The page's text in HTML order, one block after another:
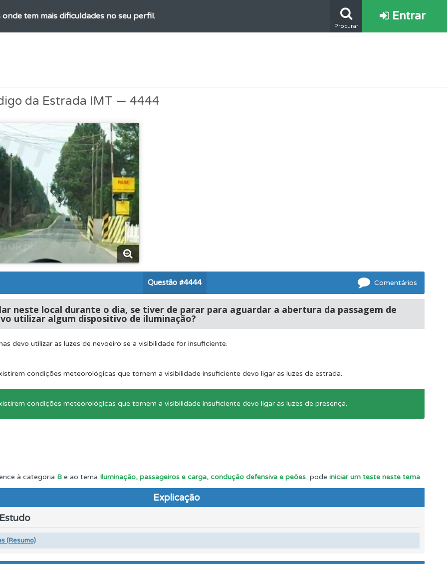
onde tem mais dificuldades no seu perfil.
perfil se já está preparado para ir a exame.
os comentários da questão quando tem dúvidas.
uma questão colocando-a como favorita.
que recomendamos para obter os melhores resultados.
que errou no seu perfil.
apresenta-lhe as questões mais falhadas na plataforma.
a biblioteca para tirar dúvidas e ver resumos do código.
para não perder as suas estatísticas.
se tiver dúvidas relacionadas com a plataforma.
código da estrada na nossa biblioteca.
Procurar
Entrar
da Estrada IMT — 4444
Comentários
Questão #4444
neste local durante o dia, se tiver de parar para aguardar a abertura da passagem de
utilizar algum dispositivo de iluminação?
devo utilizar as luzes de nevoeiro se a visibilidade for insuficiente.
condições meteorológicas que tornem a visibilidade insuficiente devo ligar as luzes de estrada.
condições meteorológicas que tornem a visibilidade insuficiente devo ligar as luzes de presença.
à categoria B e ao tema Iluminação, passageiros e carga, condução defensiva e peões, pode iniciar um teste neste tema.
Explicação
(Resumo)